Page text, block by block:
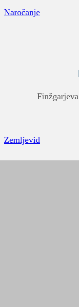
Naročanje
Zemljevid